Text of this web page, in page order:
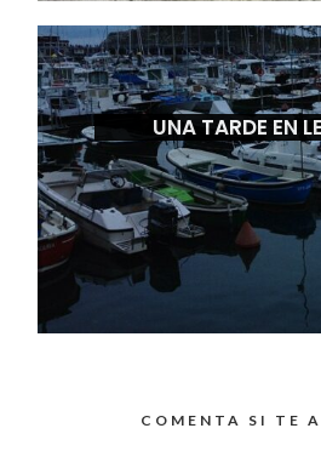
UNA TARDE EN
COMENTA SI TE